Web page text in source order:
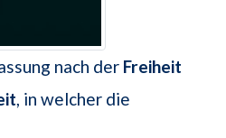
nach der Freiheit
, in welcher die